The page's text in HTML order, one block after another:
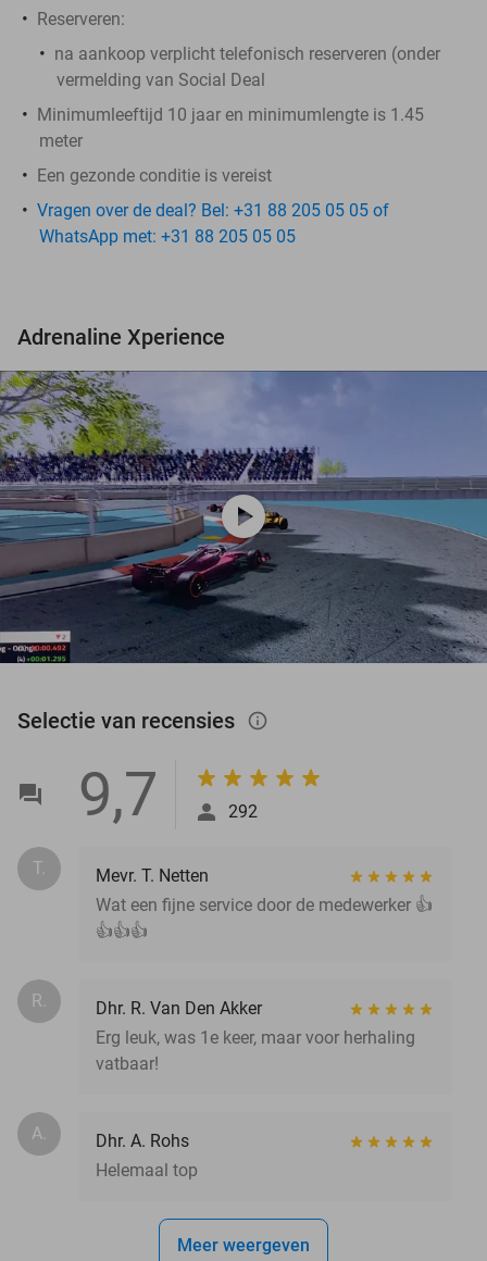
Reserveren:
na aankoop verplicht telefonisch reserveren (onder
vermelding van Social Deal
​Minimumleeftijd 10 jaar en minimumlengte is 1.45
meter
Een gezonde conditie is vereist
Vragen over de deal? Bel: +31 88 205 05 05 of
WhatsApp met: +31 88 205 05 05
Adrenaline Xperience
play_circle
Selectie van recensies info_outlined
9,7 292
T.
Mevr. T. Netten
Wat een fijne service door de medewerker 👍
👍👍👍
R.
Dhr. R. Van Den Akker
Erg leuk, was 1e keer, maar voor herhaling
vatbaar!
A.
Dhr. A. Rohs
Helemaal top
Meer weergeven